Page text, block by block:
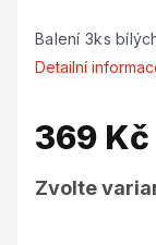
Balení 3ks
Detailní
369 Kč
cena:
Zvolte